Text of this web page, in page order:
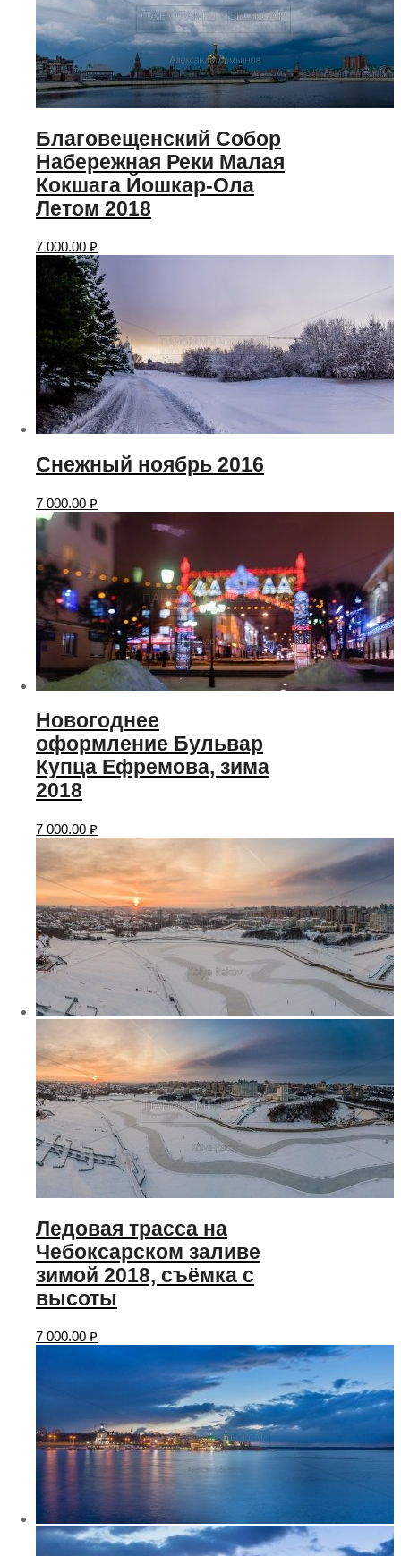
Благовещенский Собор
Набережная Реки Малая
Кокшага Йошкар-Ола
Летом 2018
7 000.00 ₽
Снежный ноябрь 2016
7 000.00 ₽
Новогоднее
оформление Бульвар
Купца Ефремова, зима
2018
7 000.00 ₽
Ледовая трасса на
Чебоксарском заливе
зимой 2018, съёмка с
высоты
7 000.00 ₽